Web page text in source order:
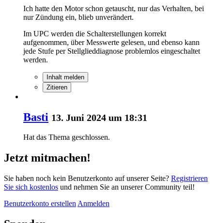
Ich hatte den Motor schon getauscht, nur das Verhalten, bei
nur Zündung ein, blieb unverändert.
Im UPC werden die Schalterstellungen korrekt
aufgenommen, über Messwerte gelesen, und ebenso kann
jede Stufe per Stellglieddiagnose problemlos eingeschaltet
werden.
Inhalt melden
Zitieren
Basti 13. Juni 2024 um 18:31
Hat das Thema geschlossen.
Jetzt mitmachen!
Sie haben noch kein Benutzerkonto auf unserer Seite? Registrieren
Sie sich kostenlos und nehmen Sie an unserer Community teil!
Benutzerkonto erstellen Anmelden